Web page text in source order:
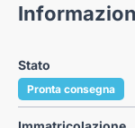
Stato
Pronta consegna